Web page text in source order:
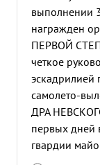
выполнении
награжден
ПЕРВОЙ
четкое
самолето-
ДРА
первых дней
гвардии
успешных